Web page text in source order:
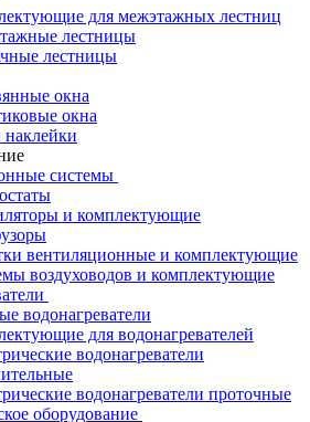
для межэтажных лестниц
лестницы
лестницы
окна
окна
системы
и комплектующие
вентиляционные и комплектующие
воздуховодов и комплектующие
водонагреватели
для водонагревателей
водонагреватели
водонагреватели проточные
оборудование